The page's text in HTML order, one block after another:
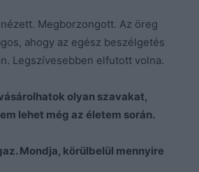
Megborzongott. Az öreg
ahogy az egész beszélgetés
Legszívesebben elfutott volna.
olyan szavakat,
lehet még az életem során.
Mondja, körülbelül mennyire